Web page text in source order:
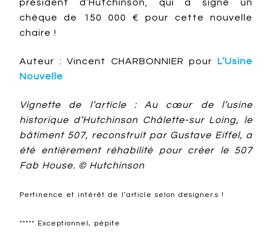
président d’Hutchinson, qui a signé un
chèque de 150 000 € pour cette nouvelle
chaire !
Auteur : Vincent CHARBONNIER pour L’Usine
Nouvelle
Vignette de l’article : Au cœur de l’usine
historique d’Hutchinson Châlette-sur Loing, le
bâtiment 507, reconstruit par Gustave Eiffel, a
été entièrement réhabilité pour créer le 507
Fab House. © Hutchinson
Pertinence et intérêt de l’article selon designer.s !
***** Exceptionnel, pépite